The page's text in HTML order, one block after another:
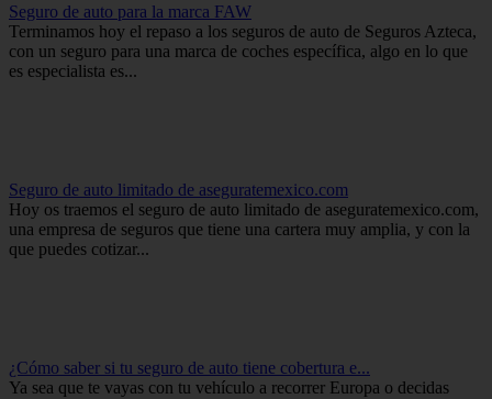
Seguro de auto para la marca FAW
Terminamos hoy el repaso a los seguros de auto de Seguros Azteca,
con un seguro para una marca de coches específica, algo en lo que
es especialista es...
Seguro de auto limitado de aseguratemexico.com
Hoy os traemos el seguro de auto limitado de aseguratemexico.com,
una empresa de seguros que tiene una cartera muy amplia, y con la
que puedes cotizar...
¿Cómo saber si tu seguro de auto tiene cobertura e...
Ya sea que te vayas con tu vehículo a recorrer Europa o decidas